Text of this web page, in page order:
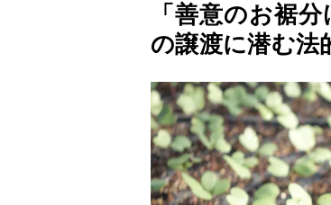
「善意のお裾
の譲渡に潜む法